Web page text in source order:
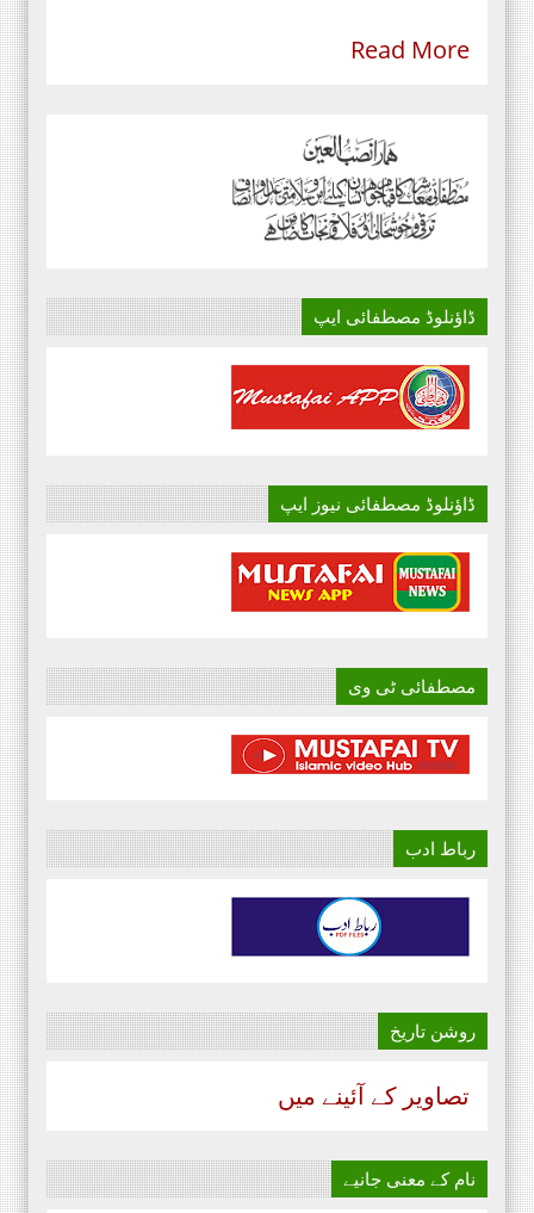
Read More
ڈاؤنلوڈ مصطفائی ایپ
ڈاؤنلوڈ مصطفائی نیوز ایپ
مصطفائی ٹی وی
رباط ادب
روشن تاریخ
تصاویر کے آئینے میں
نام‌ کے معنی جانیے